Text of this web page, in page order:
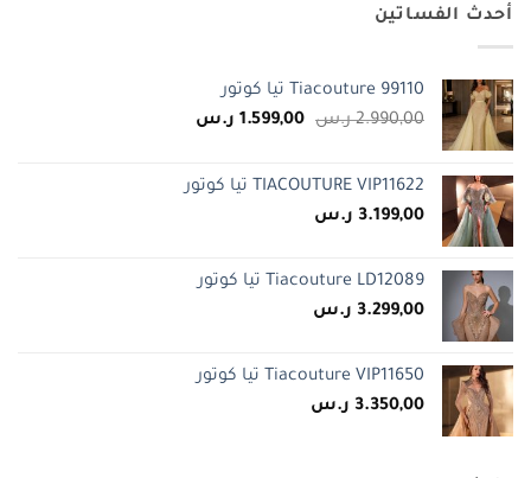
أحدث الفساتين
Tiacouture 99110 تيا كوتور
2.990,00 ر.س السعر
2.990,00 ر.س.
1.599,00 ر.سالسعر
1.599,00 ر.س.
TIACOUTURE VIP11622 تيا كوتور
3.199,00 ر.س
Tiacouture LD12089 تيا كوتور
3.299,00 ر.س
Tiacouture VIP11650 تيا كوتور
3.350,00 ر.س